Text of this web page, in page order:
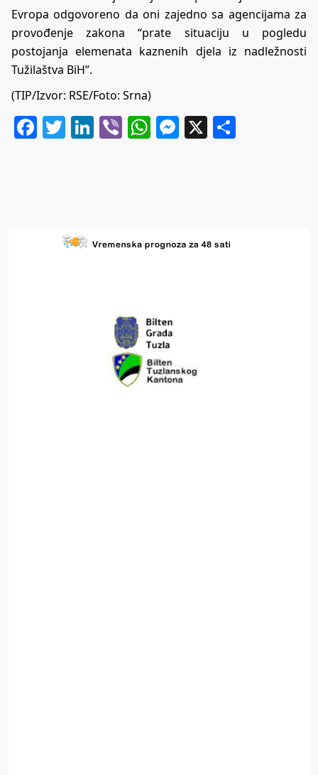
Evropa odgovoreno da oni zajedno sa agencijama za
provođenje zakona “prate situaciju u pogledu
postojanja elemenata kaznenih djela iz nadležnosti
Tužilaštva BiH”.
(TIP/Izvor: RSE/Foto: Srna)
Facebook
Twitter
LinkedIn
ViberWhatsApp
Messenger
X